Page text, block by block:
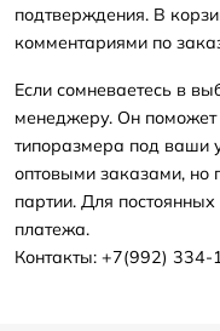
подтверждения. В
комментариями по
Если сомневаетесь в
менеджеру. Он поможет
типоразмера под ваши
оптовыми заказами, но
партии. Для постоянных
платежа.
Контакты: +7(992) 334-